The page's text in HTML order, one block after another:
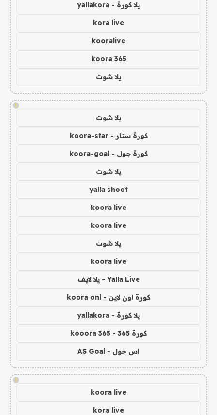
يلا كورة - yallakora
kora live
kooralive
koora 365
يلا شوت
!
يلا شوت
كورة ستار - koora-star
كورة جول - koora-goal
يلا شوت
yalla shoot
koora live
koora live
يلا شوت
koora live
Yalla Live - يلا لايف
كورة اون لاين - koora onl
يلا كورة - yallakora
كورة 365 - kooora 365
اس جول - AS Goal
!
koora live
kora live